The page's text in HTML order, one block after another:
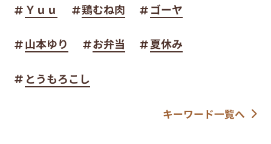
Ｙｕｕ 鶏むね肉 ゴーヤ
山本ゆり お弁当 夏休み
とうもろこし
キーワード一覧へ